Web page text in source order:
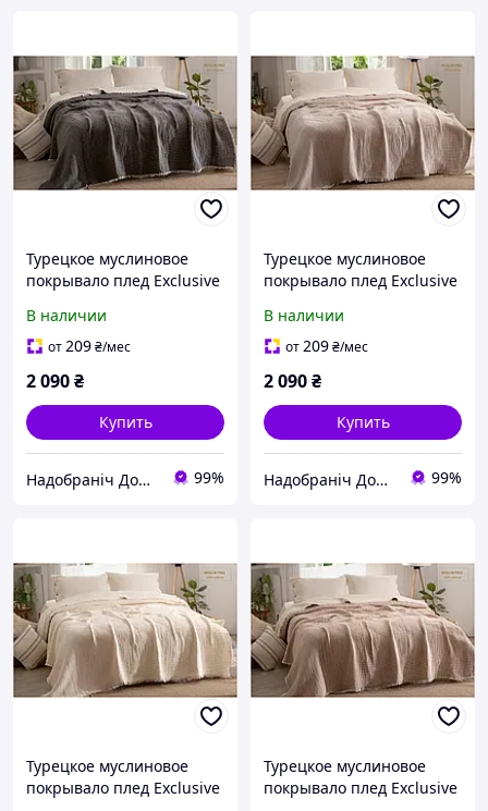
Турецкое муслиновое
покрывало плед Exclusive
Antrasit Хлопок 100%
В наличии
от209₴/мес
2 090₴
Купить
Надобраніч Домашній Текстиль 99%
Турецкое муслиновое
покрывало плед Exclusive
Cacao Хлопок 100%
В наличии
от209₴/мес
2 090₴
Купить
Надобраніч Домашній Текстиль 99%
Турецкое муслиновое
покрывало плед Exclusive
Турецкое муслиновое
покрывало плед Exclusive